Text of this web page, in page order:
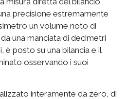
precisione estremamente
un volume noto di
una manciata di decimetri
è posto su una bilancia e il
osservando i suoi
interamente da zero, di